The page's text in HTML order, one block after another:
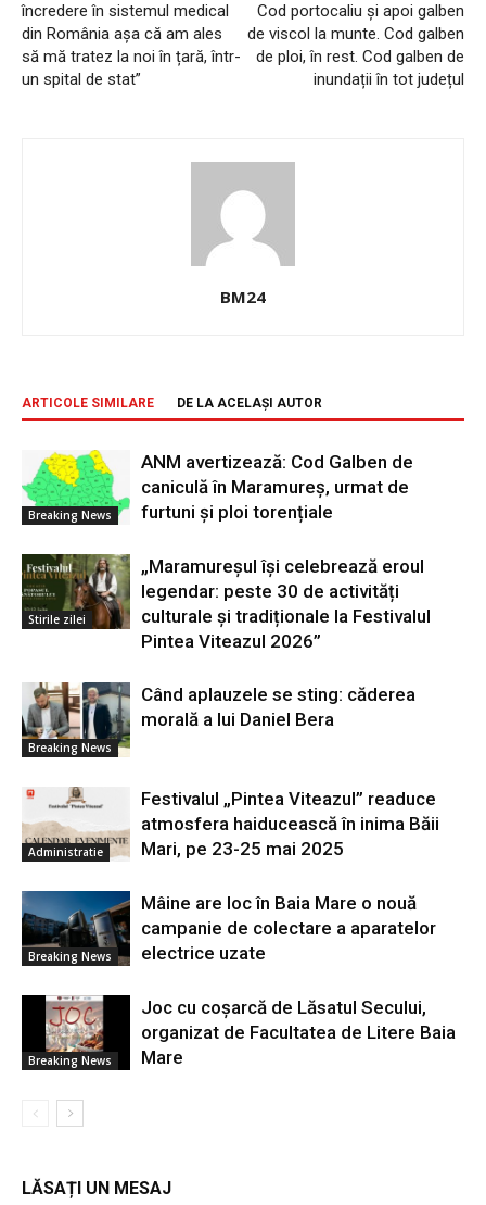
încredere în sistemul medical
din România așa că am ales
să mă tratez la noi în țară, într-
un spital de stat”
Cod portocaliu și apoi galben
de viscol la munte. Cod galben
de ploi, în rest. Cod galben de
inundații în tot județul
BM24
ARTICOLE SIMILARE DE LA ACELAȘI AUTOR
Breaking News
ANM avertizează: Cod Galben de
caniculă în Maramureș, urmat de
furtuni și ploi torențiale
Stirile zilei
„Maramureșul își celebrează eroul
legendar: peste 30 de activități
culturale și tradiționale la Festivalul
Pintea Viteazul 2026”
Breaking News
Când aplauzele se sting: căderea
morală a lui Daniel Bera
Administratie
Festivalul „Pintea Viteazul” readuce
atmosfera haiducească în inima Băii
Mari, pe 23-25 mai 2025
Breaking News
Mâine are loc în Baia Mare o nouă
campanie de colectare a aparatelor
electrice uzate
Breaking News
Joc cu coșarcă de Lăsatul Secului,
organizat de Facultatea de Litere Baia
Mare
LĂSAȚI UN MESAJ